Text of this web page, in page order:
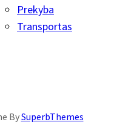
Prekyba
Transportas
BySuperbThemes